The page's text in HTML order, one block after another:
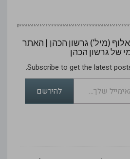
(מיל') גרשון הכהן | האתר
של גרשון הכהן
Subscribe to get the latest
להירשם